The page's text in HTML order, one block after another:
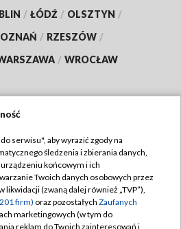
/ ŁÓDŹ / OLSZTYN /
/ RZESZÓW /
/ WROCŁAW
TVP
TVP
prywatności
Moje zgody
serwisu", aby wyrazić zgody na
śledzenia i zbierania danych,
końcowym i ich
Twoich danych osobowych przez
likwidacji (zwaną dalej również „TVP”),
firm) oraz pozostałych Zaufanych
marketingowych (w tym do
reklam do Twoich zainteresowań i